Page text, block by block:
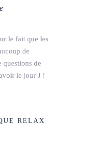
le fait que les
de
questions de
le jour J !
RELAX